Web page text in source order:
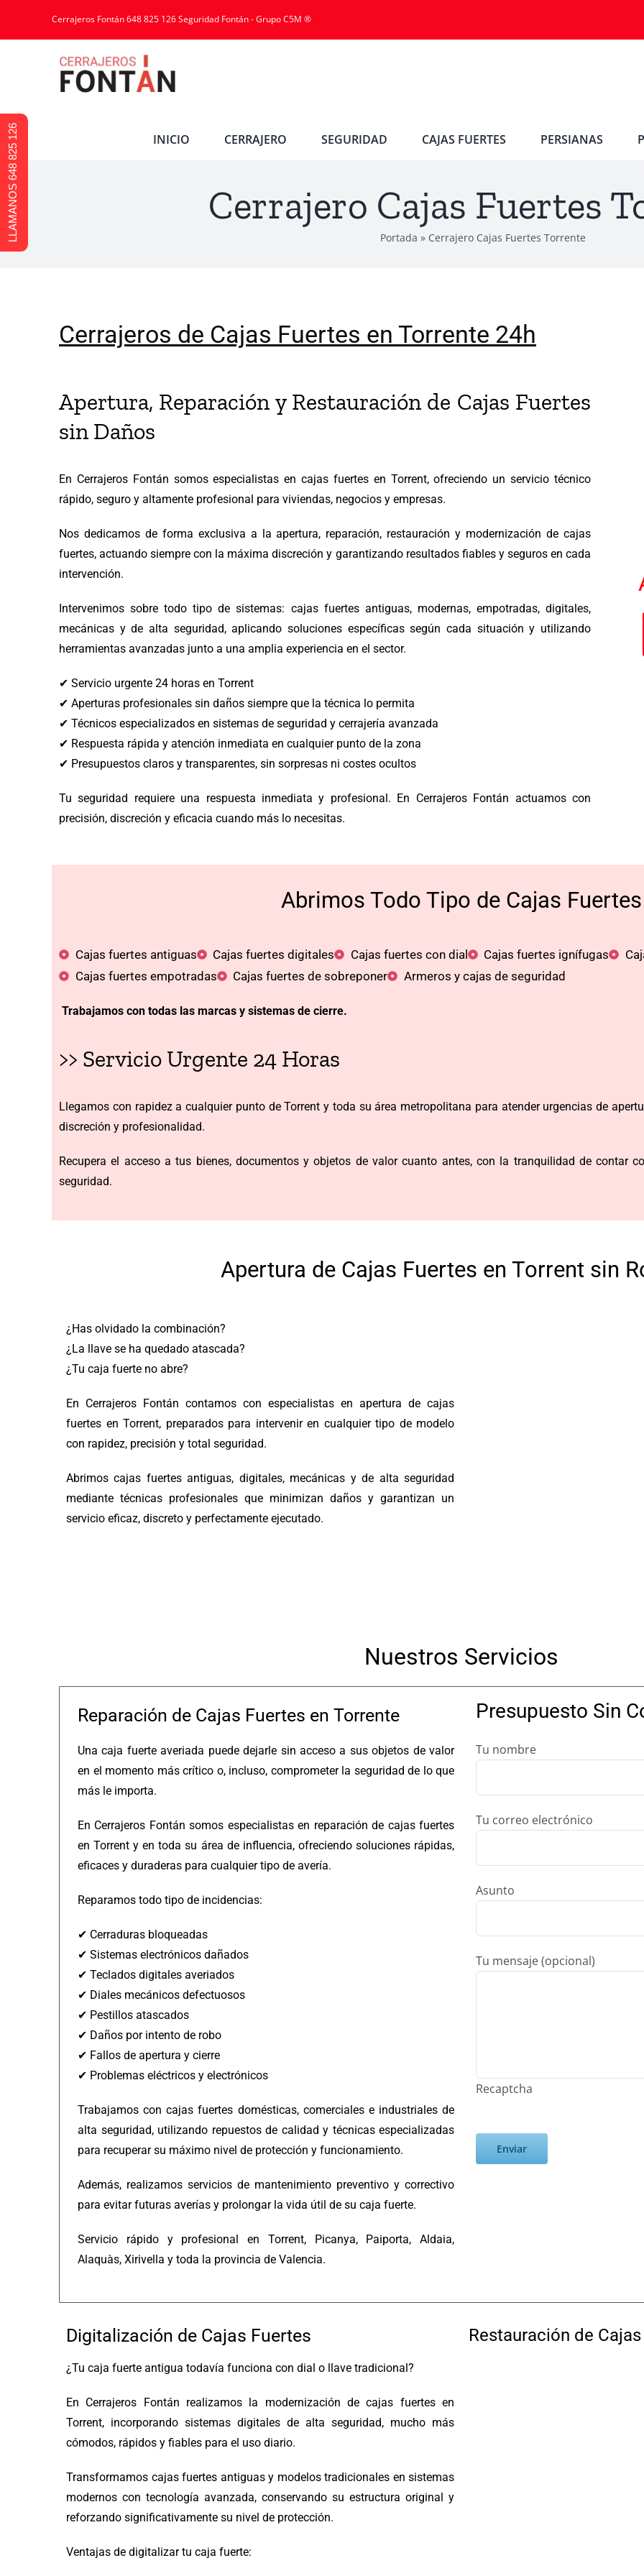
Cerrajeros Fontán 648 825 126 Seguridad Fontán - Grupo C5M ®
INICIO CERRAJERO SEGURIDAD CAJAS FUERTES PERSIANAS
Cerrajero Cajas Fuertes
Portada » Cerrajero Cajas Fuertes Torrente
Cerrajeros de Cajas Fuertes en Torrente 24h
Apertura, Reparación y Restauración de Cajas Fuertes
sin Daños
En Cerrajeros Fontán somos especialistas en cajas fuertes en Torrent, ofreciendo un servicio técnico
rápido, seguro y altamente profesional para viviendas, negocios y empresas.
Nos dedicamos de forma exclusiva a la apertura, reparación, restauración y modernización de cajas
fuertes, actuando siempre con la máxima discreción y garantizando resultados fiables y seguros en cada
intervención.
Intervenimos sobre todo tipo de sistemas: cajas fuertes antiguas, modernas, empotradas, digitales,
mecánicas y de alta seguridad, aplicando soluciones específicas según cada situación y utilizando
herramientas avanzadas junto a una amplia experiencia en el sector.
✔ Servicio urgente 24 horas en Torrent
✔ Aperturas profesionales sin daños siempre que la técnica lo permita
✔ Técnicos especializados en sistemas de seguridad y cerrajería avanzada
✔ Respuesta rápida y atención inmediata en cualquier punto de la zona
✔ Presupuestos claros y transparentes, sin sorpresas ni costes ocultos
Tu seguridad requiere una respuesta inmediata y profesional. En Cerrajeros Fontán actuamos con
precisión, discreción y eficacia cuando más lo necesitas.
Abrimos Todo Tipo de Cajas Fuertes
Cajas fuertes antiguas Cajas fuertes digitales Cajas fuertes con dial Cajas fuertes ignífugas
Cajas fuertes empotradas
Cajas fuertes de sobreponer Armeros y cajas de seguridad
Trabajamos con todas las marcas y sistemas de cierre.
>> Servicio Urgente 24 Horas
Llegamos con rapidez a cualquier punto de Torrent y toda su área metropolitana para atender urgencias de
discreción y profesionalidad.
Recupera el acceso a tus bienes, documentos y objetos de valor cuanto antes, con la tranquilidad de contar
seguridad.
Apertura de Cajas Fuertes en Torrent sin
¿Has olvidado la combinación?
¿La llave se ha quedado atascada?
¿Tu caja fuerte no abre?
En Cerrajeros Fontán contamos con especialistas en apertura de cajas
fuertes en Torrent, preparados para intervenir en cualquier tipo de modelo
con rapidez, precisión y total seguridad.
Abrimos cajas fuertes antiguas, digitales, mecánicas y de alta seguridad
mediante técnicas profesionales que minimizan daños y garantizan un
servicio eficaz, discreto y perfectamente ejecutado.
Nuestros Servicios
Reparación de Cajas Fuertes en Torrente
Una caja fuerte averiada puede dejarle sin acceso a sus objetos de valor
en el momento más crítico o, incluso, comprometer la seguridad de lo que
más le importa.
En Cerrajeros Fontán somos especialistas en reparación de cajas fuertes
en Torrent y en toda su área de influencia, ofreciendo soluciones rápidas,
eficaces y duraderas para cualquier tipo de avería.
Reparamos todo tipo de incidencias:
✔ Cerraduras bloqueadas
✔ Sistemas electrónicos dañados
✔ Teclados digitales averiados
✔ Diales mecánicos defectuosos
✔ Pestillos atascados
✔ Daños por intento de robo
✔ Fallos de apertura y cierre
✔ Problemas eléctricos y electrónicos
Trabajamos con cajas fuertes domésticas, comerciales e industriales de
alta seguridad, utilizando repuestos de calidad y técnicas especializadas
para recuperar su máximo nivel de protección y funcionamiento.
Además, realizamos servicios de mantenimiento preventivo y correctivo
para evitar futuras averías y prolongar la vida útil de su caja fuerte.
Servicio rápido y profesional en Torrent, Picanya, Paiporta, Aldaia,
Alaquàs, Xirivella y toda la provincia de Valencia.
Presupuesto Sin
Tu nombre
Tu correo electrónico
Asunto
Tu mensaje (opcional)
Recaptcha
¿Tu caja fuerte antigua todavía funciona con dial o llave tradicional?
En Cerrajeros Fontán realizamos la modernización de cajas fuertes en
Torrent, incorporando sistemas digitales de alta seguridad, mucho más
cómodos, rápidos y fiables para el uso diario.
Transformamos cajas fuertes antiguas y modelos tradicionales en sistemas
modernos con tecnología avanzada, conservando su estructura original y
reforzando significativamente su nivel de protección.
Ventajas de digitalizar tu caja fuerte:
Digitalización de Cajas Fuertes Restauración de
LLAMANOS 648 825 126